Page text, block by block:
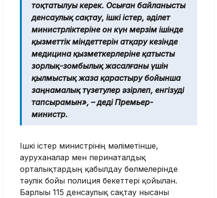
тоқтатылуы керек. Осыған байланысты
денсаулық сақтау, ішкі істер, әділет
министрліктеріне он күн мерзім ішінде
қызметтік міндеттерін атқару кезінде
медицина қызметкерлеріне қатысты
зорлық-зомбылық жасалғаны үшін
қылмыстық жаза қарастыру бойынша
заңнамалық түзетулер әзірлеп, енгізуді
тапсырамын», – деді Премьер-
министр.
Ішкі істер министрінің мәліметінше,
ауруханалар мен перинаталдық
орталықтардың қабылдау бөлмелерінде
тәулік бойғы полиция бекеттері қойылған.
Барлығы 115 денсаулық сақтау нысаны